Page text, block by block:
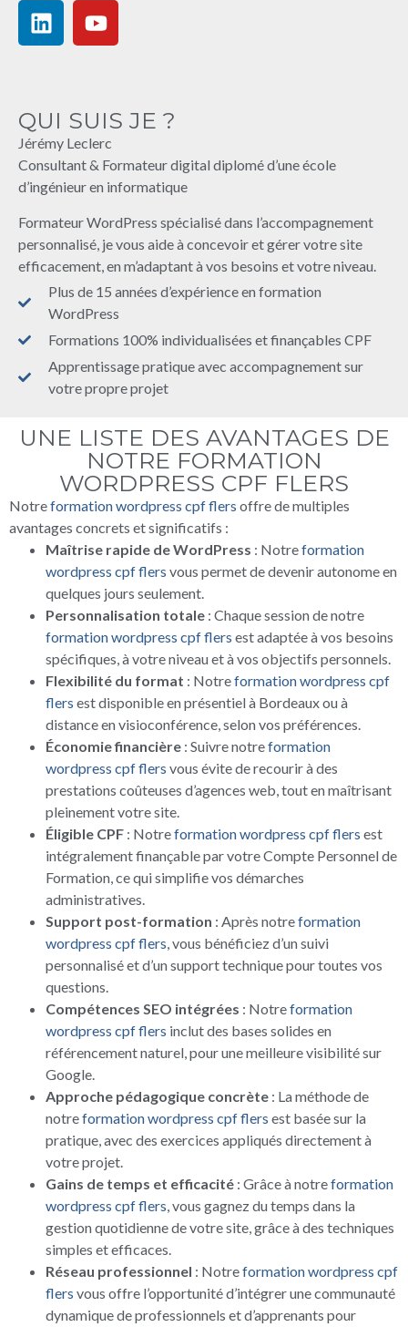
QUI SUIS JE ?
Jérémy Leclerc
Consultant & Formateur digital diplomé d’une école
d’ingénieur en informatique
Formateur WordPress spécialisé dans l’accompagnement
personnalisé, je vous aide à concevoir et gérer votre site
efficacement, en m’adaptant à vos besoins et votre niveau.
Plus de 15 années d’expérience en formation
WordPress
Formations 100% individualisées et finançables CPF
Apprentissage pratique avec accompagnement sur
votre propre projet
UNE LISTE DES AVANTAGES DE
NOTRE FORMATION
WORDPRESS CPF FLERS
Notreformation wordpress cpf flers offre de multiples
avantages concrets et significatifs :
Maîtrise rapide de WordPress : Notreformation
wordpress cpf flers vous permet de devenir autonome en
quelques jours seulement.
Personnalisation totale : Chaque session de notre
formation wordpress cpf flers est adaptée à vos besoins
spécifiques, à votre niveau et à vos objectifs personnels.
Flexibilité du format : Notreformation wordpress cpf
flers est disponible en présentiel à Bordeaux ou à
distance en visioconférence, selon vos préférences.
Économie financière : Suivre notreformation
wordpress cpf flers vous évite de recourir à des
prestations coûteuses d’agences web, tout en maîtrisant
pleinement votre site.
Éligible CPF : Notreformation wordpress cpf flers est
intégralement finançable par votre Compte Personnel de
Formation, ce qui simplifie vos démarches
administratives.
Support post-formation : Après notreformation
wordpress cpf flers, vous bénéficiez d’un suivi
personnalisé et d’un support technique pour toutes vos
questions.
Compétences SEO intégrées : Notreformation
wordpress cpf flers inclut des bases solides en
référencement naturel, pour une meilleure visibilité sur
Google.
Approche pédagogique concrète : La méthode de
notreformation wordpress cpf flers est basée sur la
pratique, avec des exercices appliqués directement à
votre projet.
Gains de temps et efficacité : Grâce à notreformation
wordpress cpf flers, vous gagnez du temps dans la
gestion quotidienne de votre site, grâce à des techniques
simples et efficaces.
Réseau professionnel : Notreformation wordpress cpf
flers vous offre l’opportunité d’intégrer une communauté
dynamique de professionnels et d’apprenants pour